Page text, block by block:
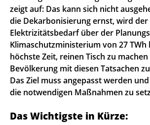
zeigt auf: Das kann sich nicht
die Dekarbonisierung ernst, wird der
Elektrizitätsbedarf über der
Klimaschutzministerium von 27 TWh
höchste Zeit, reinen Tisch zu
Bevölkerung mit diesen Tatsachen
Das Ziel muss angepasst werden
die notwendigen Maßnahmen zu
Das Wichtigste in Kürze: